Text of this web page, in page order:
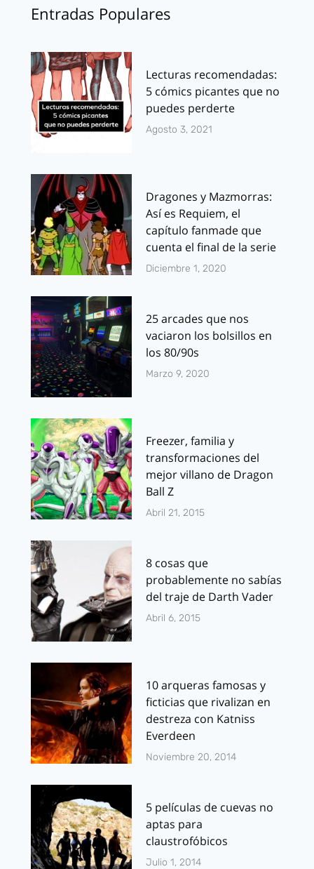
Entradas Populares
Lecturas recomendadas:
5 cómics picantes que no
puedes perderte
Agosto 3, 2021
Dragones y Mazmorras:
Así es Requiem, el
capítulo fanmade que
cuenta el final de la serie
Diciembre 1, 2020
25 arcades que nos
vaciaron los bolsillos en
los 80/90s
Marzo 9, 2020
Freezer, familia y
transformaciones del
mejor villano de Dragon
Ball Z
Abril 21, 2015
8 cosas que
probablemente no sabías
del traje de Darth Vader
Abril 6, 2015
10 arqueras famosas y
ficticias que rivalizan en
destreza con Katniss
Everdeen
Noviembre 20, 2014
5 películas de cuevas no
aptas para
claustrofóbicos
Julio 1, 2014